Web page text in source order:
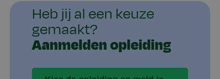
Heb jij al een keuze
gemaakt?
Aanmelden opleiding